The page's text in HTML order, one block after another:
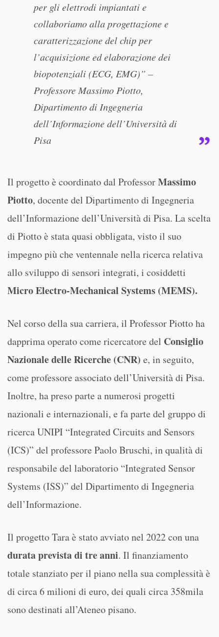
per gli elettrodi impiantati e
collaboriamo alla progettazione e
caratterizzazione del chip per
l’acquisizione ed elaborazione dei
biopotenziali (ECG, EMG)” –
Professore Massimo Piotto,
Dipartimento di Ingegneria
dell’Informazione dell’Università di
Pisa
Il progetto è coordinato dal ProfessorMassimo
Piotto, docente del Dipartimento di Ingegneria
dell’Informazione dell’Università di Pisa. La scelta
di Piotto è stata quasi obbligata, visto il suo
impegno più che ventennale nella ricerca relativa
allo sviluppo di sensori integrati, i cosiddetti
Micro Electro-Mechanical Systems (MEMS).
Nel corso della sua carriera, il Professor Piotto ha
dapprima operato come ricercatore del Consiglio
Nazionale delle Ricerche (CNR) e, in seguito,
come professore associato dell’Università di Pisa.
Inoltre, ha preso parte a numerosi progetti
nazionali e internazionali, e fa parte del gruppo di
ricerca UNIPI “Integrated Circuits and Sensors
(ICS)” del professore Paolo Bruschi, in qualità di
responsabile del laboratorio “Integrated Sensor
Systems (ISS)” del Dipartimento di Ingegneria
dell’Informazione.
Il progetto Tara è stato avviato nel 2022 con una
durata prevista di tre anni. Il finanziamento
totale stanziato per il piano nella sua complessità è
di circa 6 milioni di euro, dei quali circa 358mila
sono destinati all’Ateneo pisano.